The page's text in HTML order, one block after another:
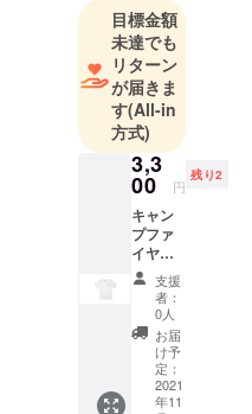
目標金額
未達でも
リターン
が届きま
す(All-in
方式)
3,3
00 円
残り2
キャン
プファ
イヤー
限定価
格 4400
→3300
円！
¥1,000
OFF！
フリー
支援
者：
0人
お届
け予
定：
2021
年11